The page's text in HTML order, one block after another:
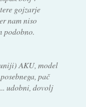
gojzarje
nam niso
podobno.
AKU, model
pač
udobni, dovolj